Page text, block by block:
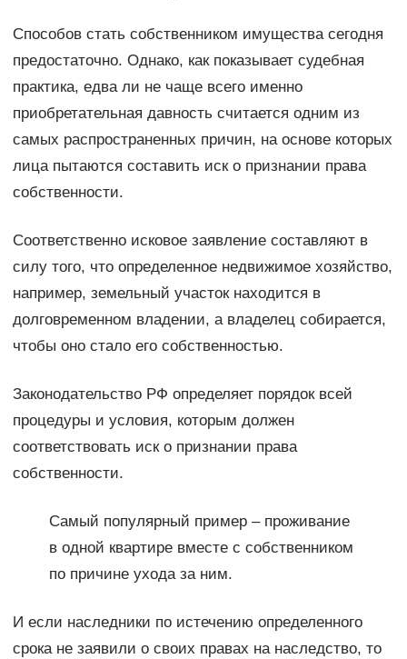
Способов стать собственником имущества сегодня
предостаточно. Однако, как показывает судебная
практика, едва ли не чаще всего именно
приобретательная давность считается одним из
самых распространенных причин, на основе которых
лица пытаются составить иск о признании права
собственности.
Соответственно исковое заявление составляют в
силу того, что определенное недвижимое хозяйство,
например, земельный участок находится в
долговременном владении, а владелец собирается,
чтобы оно стало его собственностью.
Законодательство РФ определяет порядок всей
процедуры и условия, которым должен
соответствовать иск о признании права
собственности.
Самый популярный пример – проживание
в одной квартире вместе с собственником
по причине ухода за ним.
И если наследники по истечению определенного
срока не заявили о своих правах на наследство, то